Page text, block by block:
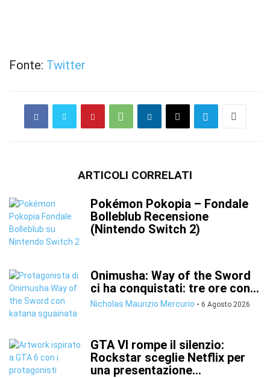
Fonte: Twitter
ARTICOLI CORRELATI
Pokémon Pokopia – Fondale
Bolleblub Recensione
(Nintendo Switch 2)
Onimusha: Way of the Sword
ci ha conquistati: tre ore con...
Nicholas Maurizio Mercurio - 6 Agosto 2026
GTA VI rompe il silenzio:
Rockstar sceglie Netflix per
una presentazione...